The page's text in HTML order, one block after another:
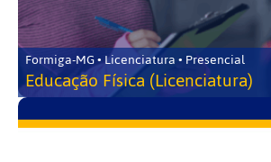
Formiga-MG • Licenciatura • Presencial
Educação Física (Licenciatura)